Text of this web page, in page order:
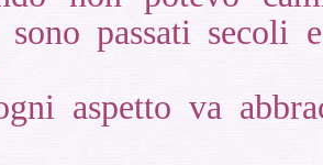
sono passati secoli
aspetto va